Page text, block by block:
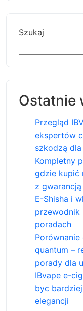
Szukaj
Ostatnie
Przegląd
ekspertów
szkodzą
Kompletny
gdzie kupić
z
E-Shisha i
przewodnik
poradach
quantum –
porady dla
IBvape e-
byc
elegancji